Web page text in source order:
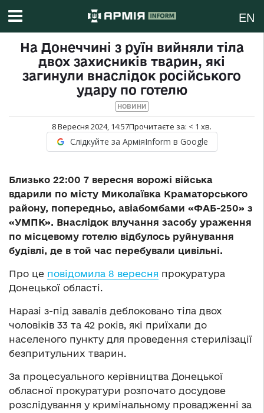
EN
На Донеччині з руїн вийняли тіла
двох захисників тварин, які
загинули внаслідок російського
удару по готелю
НОВИНИ
8 Вересня 2024, 14:57Прочитаєте за: < 1 хв.
Слідкуйте за АрміяInform в Google
Близько 22:00 7 вересня ворожі війська
вдарили по місту Миколаївка Краматорського
району, попередньо, авіабомбами «ФАБ-250» з
«УМПК». Внаслідок влучання засобу ураження
по місцевому готелю відбулось руйнування
будівлі, де в той час перебували цивільні.
Про це повідомила 8 вересня прокуратура
Донецької області.
Наразі з-під завалів деблоковано тіла двох
чоловіків 33 та 42 років, які приїхали до
населеного пункту для проведення стерилізації
безпритульних тварин.
За процесуального керівництва Донецької
обласної прокуратури розпочато досудове
розслідування у кримінальному провадженні за